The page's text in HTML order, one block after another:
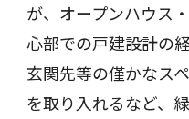
が、オープンハウス
心部での戸建設計の
玄関先等の僅かなス
を取り入れるなど、